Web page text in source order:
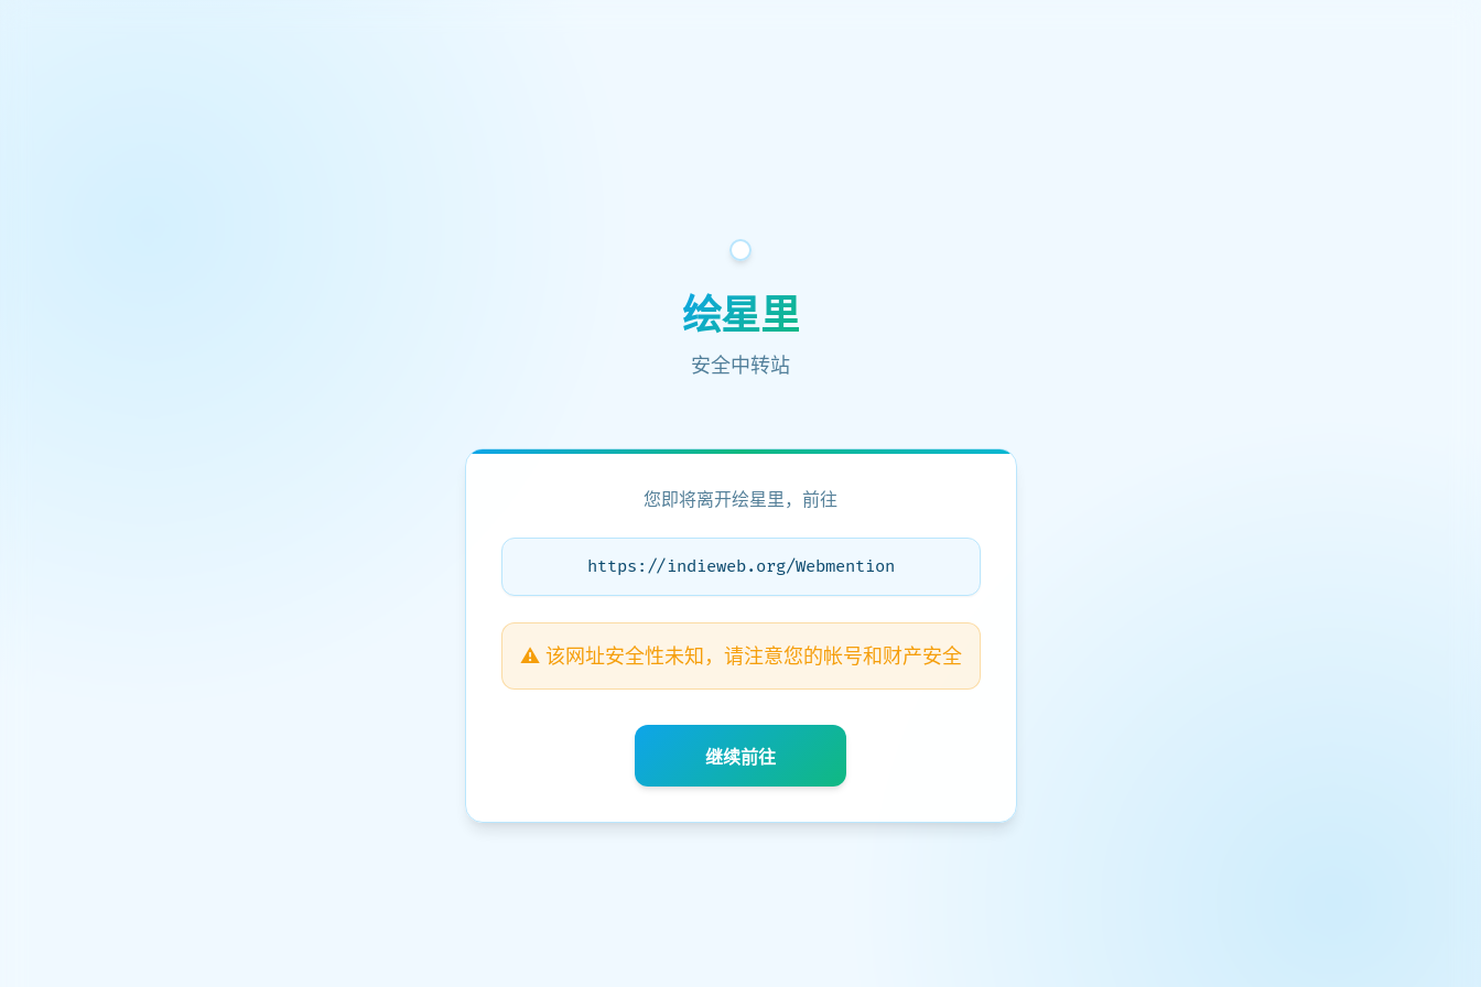
绘星里
安全中转站
您即将离开绘星里，前往
https://indieweb.org/Webmention
⚠️ 该网址安全性未知，请注意您的帐号和财产安全
继续前往